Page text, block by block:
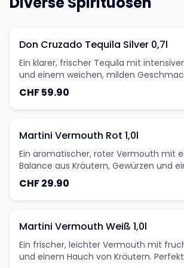
Don Cruzado Tequila Silver 0,7l
Ein klarer, frischer Tequila mit
und einem weichen, milden
Margaritas, Tequila Sunrise oder zum
ein authentischer Tequila für wahre
CHF 59.90
Martini Vermouth Rot 1,0l
Ein aromatischer, roter Vermouth mit
Balance aus Kräutern, Gewürzen und
Süße. Ideal für klassische Cocktails wie
Manhattan - ein Genuss für Liebhaber
feinwürzigen Geschmacks!
CHF 29.90
Martini Vermouth Weiß 1,0l
Ein frischer, leichter Vermouth mit
und einem Hauch von Kräutern.